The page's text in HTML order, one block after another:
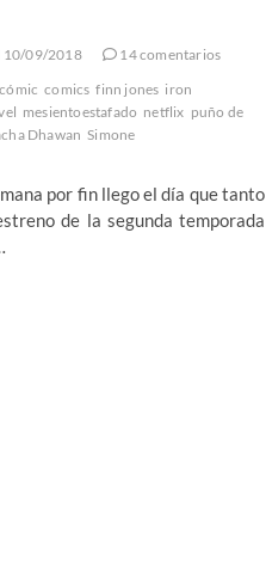
10/09/2018
14 comentarios
cómic comics finn jones iron
mesientoestafado netflix puño de
Dhawan Simone
por fin llego el día que tanto
de la segunda temporada